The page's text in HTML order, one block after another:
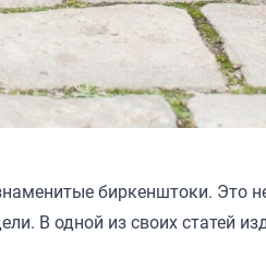
биркенштоки. Это
В одной из своих статей